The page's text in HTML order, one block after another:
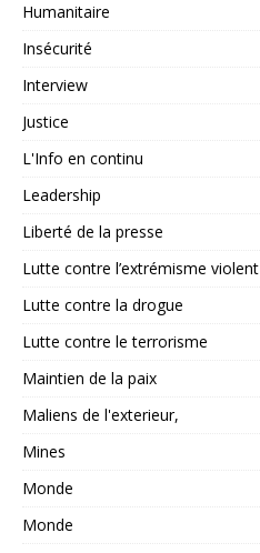
Humanitaire
Insécurité
Interview
Justice
L'Info en continu
Leadership
Liberté de la presse
Lutte contre l’extrémisme violent
Lutte contre la drogue
Lutte contre le terrorisme
Maintien de la paix
Maliens de l'exterieur,
Mines
Monde
Monde